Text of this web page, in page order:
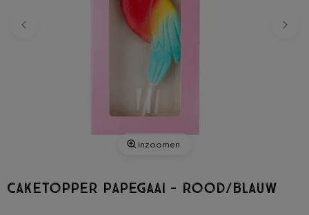
Inzoomen
Caketopper papegaai - rood/blauw